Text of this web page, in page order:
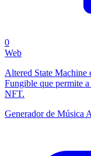
0
Web
Altered State Machine
Fungible que permite
NFT.
Generador de Música